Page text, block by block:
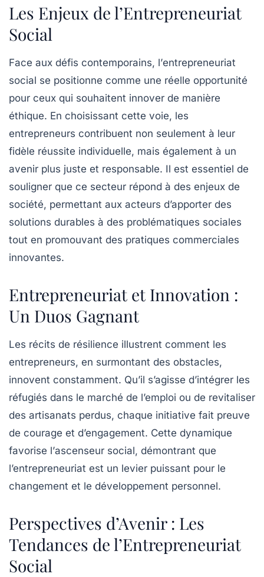
Les Enjeux de l’Entrepreneuriat
Social
Face aux défis contemporains, l’entrepreneuriat
social se positionne comme une réelle opportunité
pour ceux qui souhaitent innover de manière
éthique. En choisissant cette voie, les
entrepreneurs contribuent non seulement à leur
fidèle réussite individuelle, mais également à un
avenir plus juste et responsable. Il est essentiel de
souligner que ce secteur répond à des enjeux de
société, permettant aux acteurs d’apporter des
solutions durables à des problématiques sociales
tout en promouvant des pratiques commerciales
innovantes.
Entrepreneuriat et Innovation :
Un Duos Gagnant
Les récits de résilience illustrent comment les
entrepreneurs, en surmontant des obstacles,
innovent constamment. Qu’il s’agisse d’intégrer les
réfugiés dans le marché de l’emploi ou de revitaliser
des artisanats perdus, chaque initiative fait preuve
de courage et d’engagement. Cette dynamique
favorise l’ascenseur social, démontrant que
l’entrepreneuriat est un levier puissant pour le
changement et le développement personnel.
Perspectives d’Avenir : Les
Tendances de l’Entrepreneuriat
Social